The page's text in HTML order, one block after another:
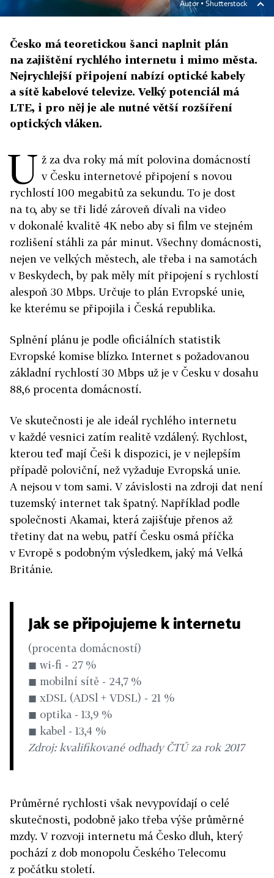
Autor ▪ Shutterstock
Česko má teoretickou šanci naplnit plán
na zajištění rychlého internetu i mimo města.
Nejrychlejší připojení nabízí optické kabely
a sítě kabelové televize. Velký potenciál má
LTE, i pro něj je ale nutné větší rozšíření
optických vláken.
U ž za dva roky má mít polovina domácností
v Česku internetové připojení s novou
rychlostí 100 megabitů za sekundu. To je dost
na to, aby se tři lidé zároveň dívali na video
v dokonalé kvalitě 4K nebo aby si film ve stejném
rozlišení stáhli za pár minut. Všechny domácnosti,
nejen ve velkých městech, ale třeba i na samotách
v Beskydech, by pak měly mít připojení s rychlostí
alespoň 30 Mbps. Určuje to plán Evropské unie,
ke kterému se připojila i Česká republika.
Splnění plánu je podle oficiálních statistik
Evropské komise blízko. Internet s požadovanou
základní rychlostí 30 Mbps už je v Česku v dosahu
88,6 procenta domácností.
Ve skutečnosti je ale ideál rychlého internetu
v každé vesnici zatím realitě vzdálený. Rychlost,
kterou teď mají Češi k dispozici, je v nejlepším
případě poloviční, než vyžaduje Evropská unie.
A nejsou v tom sami. V závislosti na zdroji dat není
tuzemský internet tak špatný. Například podle
společnosti Akamai, která zajišťuje přenos až
třetiny dat na webu, patří Česku osmá příčka
v Evropě s podobným výsledkem, jaký má Velká
Británie.
Jak se připojujeme k internetu
(procenta domácností)
◼ wi-fi - 27 %
◼ mobilní sítě - 24,7 %
◼ xDSL (ADSl + VDSL) - 21 %
◼ optika - 13,9 %
◼ kabel - 13,4 %
Zdroj: kvalifikované odhady ČTÚ za rok 2017
Průměrné rychlosti však nevypovídají o celé
skutečnosti, podobně jako třeba výše průměrné
mzdy. V rozvoji internetu má Česko dluh, který
pochází z dob monopolu Českého Telecomu
z počátku století.